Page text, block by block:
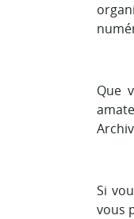
Que
Si
vous